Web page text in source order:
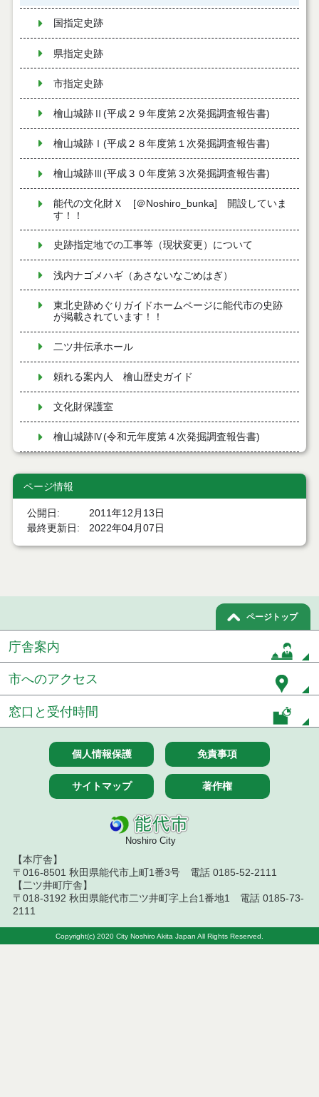
国指定史跡
県指定史跡
市指定史跡
檜山城跡Ⅱ(平成２９年度第２次発掘調査報告書)
檜山城跡Ⅰ(平成２８年度第１次発掘調査報告書)
檜山城跡Ⅲ(平成３０年度第３次発掘調査報告書)
能代の文化財Ｘ [＠Noshiro_bunka] 開設していま
す！！
史跡指定地での工事等（現状変更）について
浅内ナゴメハギ（あさないなごめはぎ）
東北史跡めぐりガイドホームページに能代市の史跡
が掲載されています！！
二ツ井伝承ホール
頼れる案内人 檜山歴史ガイド
文化財保護室
檜山城跡Ⅳ(令和元年度第４次発掘調査報告書)
檜山城跡Ⅴ(令和２年度第５次発掘調査報告書)
檜山城跡VI(令和3年度第6次発掘調査報告書)
史跡檜山安東氏城館跡浄明寺からの道順
史跡檜山安東氏城館跡高山←看板からの道順
檜山城跡VII(令和4年度第7次発掘調査報告書)
までの道順
史跡檜山安東氏城館跡古寺（案内板）から「三の
丸」入口までの道順
史跡檜山安東氏城館跡多宝院との分岐から古寺（案
内板）までの道順
史跡檜山安東氏城館跡高山（案内板）から高山分岐
までの道順
史跡檜山安東氏城館跡高山分岐（案内板）から赤館
史跡檜山安東氏城館跡赤館分岐（案内板）から中館
ページ情報
公開日
2011年12月13日
最終更新日
2022年04月07日
ページトップ
庁舎案内
市へのアクセス
窓口と受付時間
個人情報保護 免責事項
サイトマップ 著作権
Noshiro City
【本庁舎】
〒016-8501 秋田県能代市上町1番3号 電話 0185-52-2111
【二ツ井町庁舎】
〒018-3192 秋田県能代市二ツ井町字上台1番地1 電話 0185-73-
2111
Copyright(c) 2020 City Noshiro Akita Japan All Rights Reserved.